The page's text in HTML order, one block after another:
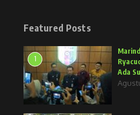
Featured Posts
1
Ada